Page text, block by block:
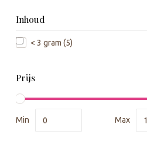
Inhoud
< 3 gram (5)
Prijs
Min Max